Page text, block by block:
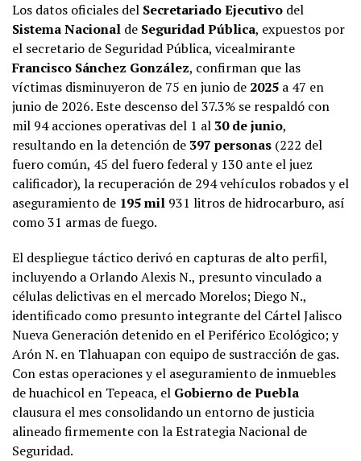
Los datos oficiales del Secretariado Ejecutivo del
Sistema Nacional de Seguridad Pública, expuestos por
el secretario de Seguridad Pública, vicealmirante
Francisco Sánchez González, confirman que las
víctimas disminuyeron de 75 en junio de 2025 a 47 en
junio de 2026. Este descenso del 37.3% se respaldó con
mil 94 acciones operativas del 1 al 30 de junio,
resultando en la detención de 397 personas (222 del
fuero común, 45 del fuero federal y 130 ante el juez
calificador), la recuperación de 294 vehículos robados y el
aseguramiento de 195 mil 931 litros de hidrocarburo, así
como 31 armas de fuego.
El despliegue táctico derivó en capturas de alto perfil,
incluyendo a Orlando Alexis N., presunto vinculado a
células delictivas en el mercado Morelos; Diego N.,
identificado como presunto integrante del Cártel Jalisco
Nueva Generación detenido en el Periférico Ecológico; y
Arón N. en Tlahuapan con equipo de sustracción de gas.
Con estas operaciones y el aseguramiento de inmuebles
de huachicol en Tepeaca, el Gobierno de Puebla
clausura el mes consolidando un entorno de justicia
alineado firmemente con la Estrategia Nacional de
Seguridad.